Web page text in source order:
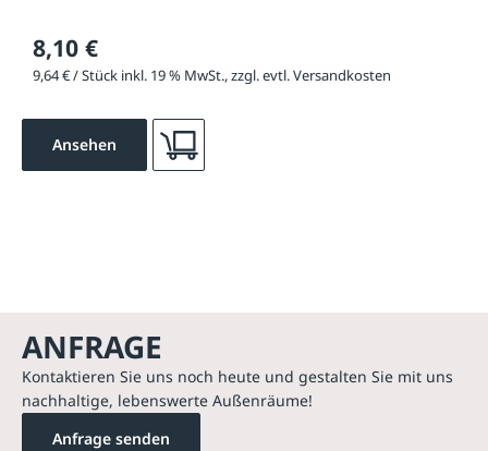
8,10 €
9,64 € / Stück inkl. 19 % MwSt., zzgl. evtl. Versandkosten
Ansehen
ANFRAGE
Kontaktieren Sie uns noch heute und gestalten Sie mit uns
nachhaltige, lebenswerte Außenräume!
Anfrage senden